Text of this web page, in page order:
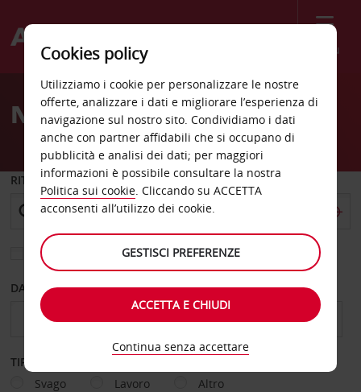
Menù
Welcome
AvisNoleggio auto Nanuet
RITIRO DA
Scegli una località di riconsegna diversa
DAL GIORNO AL GIORNO
TIPOLOGIA DI NOLEGGIO
Svago
Lavoro Altro
Cookies policy
Utilizziamo i cookie per personalizzare le nostre
offerte, analizzare i dati e migliorare l’esperienza di
navigazione sul nostro sito. Condividiamo i dati
anche con partner affidabili che si occupano di
pubblicità e analisi dei dati; per maggiori
informazioni è possibile consultare la nostra
Politica sui cookie. Cliccando su ACCETTA
acconsenti all’utilizzo dei cookie.
GESTISCI PREFERENZE
ACCETTA E CHIUDI
Continua senza accettare